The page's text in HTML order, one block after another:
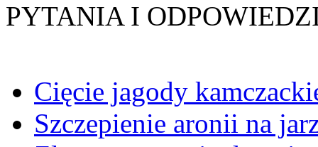
PYTANIA I
Cięcie jagody
Szczepienie aronii na